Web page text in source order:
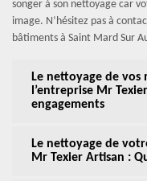
songer à son nettoyage car
image. N’hésitez pas à
bâtiments à Saint Mard Sur
Le nettoyage de vos
l’entreprise Mr
engagements
Le nettoyage de
Mr Texier Artisan :